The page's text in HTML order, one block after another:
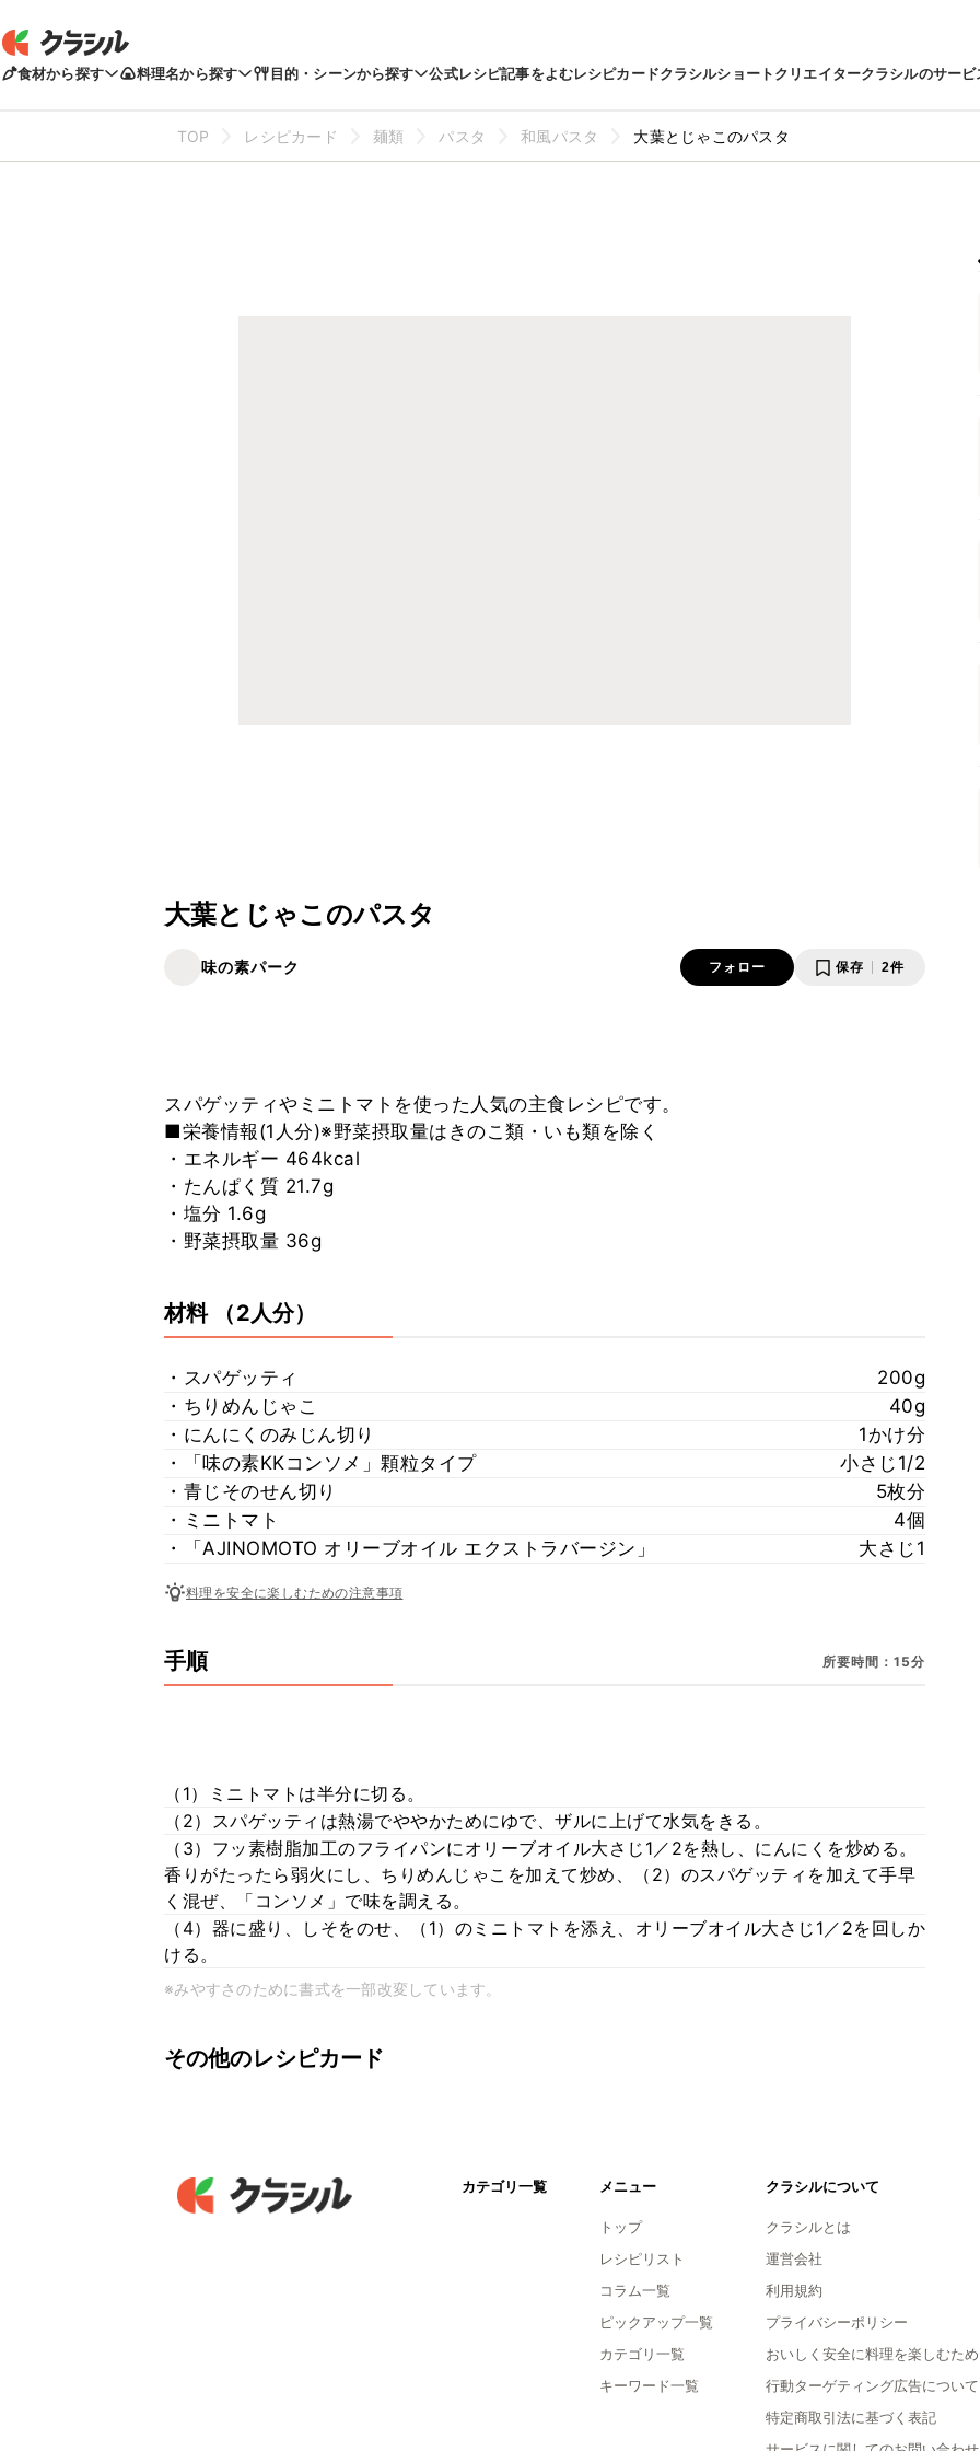
食材から探す 料理名から探す 目的・シーンから探す 公式レシピ記事をよむレシピカードクラシルショートクリエイタークラシルのサービ
TOP レシピカード 麺類 パスタ 和風パスタ 大葉とじゃこのパスタ
大葉とじゃこのパスタ
味の素パーク フォロー 保存 2件
スパゲッティやミニトマトを使った人気の主食レシピです。
■栄養情報(1人分)※野菜摂取量はきのこ類・いも類を除く
・エネルギー 464kcal
・たんぱく質 21.7g
・塩分 1.6g
・野菜摂取量 36g
材料 （2人分）
・スパゲッティ
200g
・ちりめんじゃこ
40g
・にんにくのみじん切り
1かけ分
・「味の素KKコンソメ」顆粒タイプ
小さじ1/2
・青じそのせん切り
5枚分
・ミニトマト
4個
・「AJINOMOTO オリーブオイル エクストラバージン」
大さじ1
料理を安全に楽しむための注意事項
手順 所要時間：15分
（1）ミニトマトは半分に切る。
（2）スパゲッティは熱湯でややかためにゆで、ザルに上げて水気をきる。
（3）フッ素樹脂加工のフライパンにオリーブオイル大さじ1／2を熱し、にんにくを炒める。
香りがたったら弱火にし、ちりめんじゃこを加えて炒め、（2）のスパゲッティを加えて手早
く混ぜ、「コンソメ」で味を調える。
（4）器に盛り、しそをのせ、（1）のミニトマトを添え、オリーブオイル大さじ1／2を回しか
ける。
※みやすさのために書式を一部改変しています。
その他のレシピカード
カテゴリ一覧 メニュー
トップ
レシピリスト
コラム一覧
ピックアップ一覧
カテゴリ一覧
キーワード一覧
クラシルについて
クラシルとは
運営会社
利用規約
プライバシーポリシー
おいしく安全に料理を楽しむため
行動ターゲティング広告について
特定商取引法に基づく表記